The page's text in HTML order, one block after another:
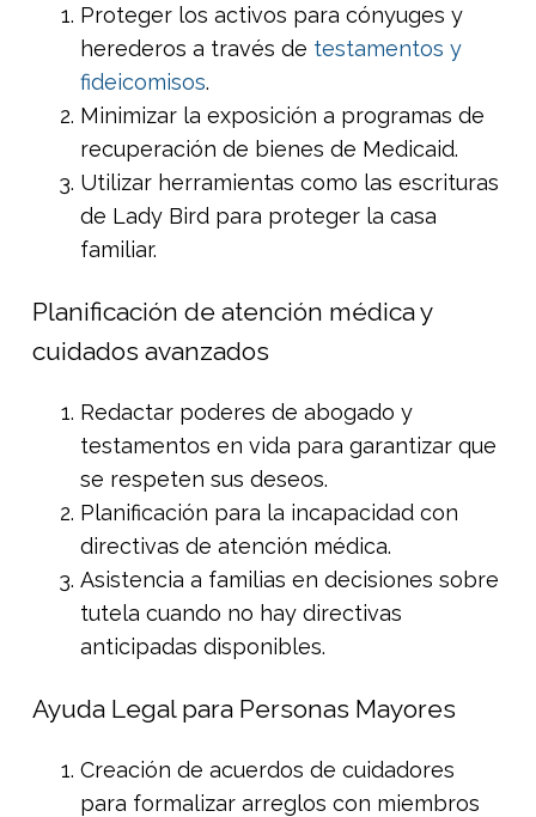
Proteger los activos para cónyuges y
herederos a través de testamentos y
fideicomisos.
Minimizar la exposición a programas de
recuperación de bienes de Medicaid.
Utilizar herramientas como las escrituras
de Lady Bird para proteger la casa
familiar.
Planificación de atención médica y
cuidados avanzados
Redactar poderes de abogado y
testamentos en vida para garantizar que
se respeten sus deseos.
Planificación para la incapacidad con
directivas de atención médica.
Asistencia a familias en decisiones sobre
tutela cuando no hay directivas
anticipadas disponibles.
Ayuda Legal para Personas Mayores
Creación de acuerdos de cuidadores
para formalizar arreglos con miembros